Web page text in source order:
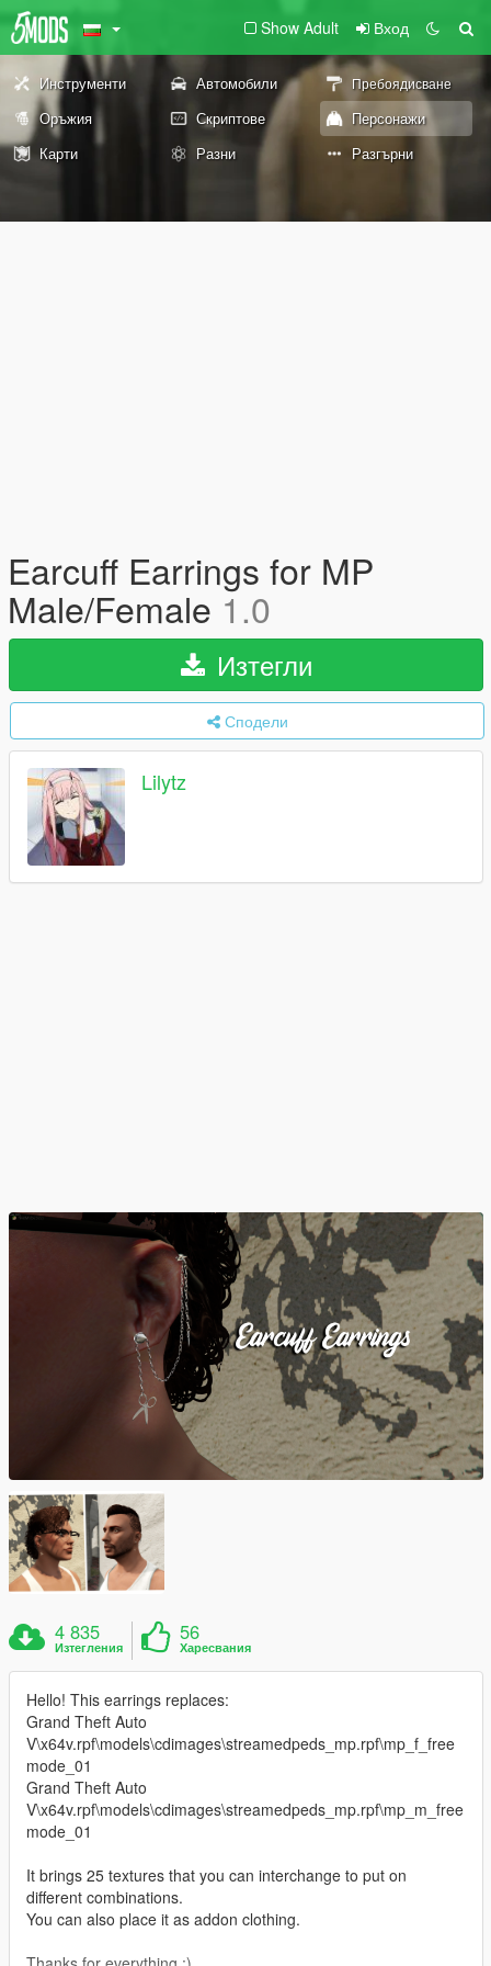
Show Adult Вход
Инструменти Автомобили Пребоядисване
Оръжия Скриптове
Персонажи
Карти
Разни Разгърни
Earcuff Earrings for MP
Male/Female 1.0
Изтегли
Сподели
Lilytz
4 835
Изтегления
56
Харесвания
Hello! This earrings replaces:
Grand Theft Auto
V\x64v.rpf\models\cdimages\streamedpeds_mp.rpf\mp_f_free
mode_01
Grand Theft Auto
V\x64v.rpf\models\cdimages\streamedpeds_mp.rpf\mp_m_free
mode_01
It brings 25 textures that you can interchange to put on
different combinations.
You can also place it as addon clothing.